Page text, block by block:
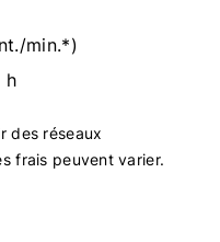
min.*)
h
des réseaux
frais peuvent varier.